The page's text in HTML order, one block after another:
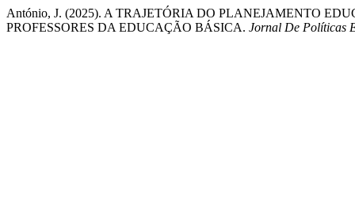
António, J. (2025). A TRAJETÓRIA DO PLANEJAMENTO
PROFESSORES DA EDUCAÇÃO BÁSICA. Jornal De Políticas